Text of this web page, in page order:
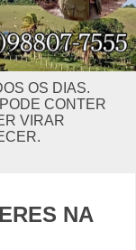
OS DIAS.
CONTER
VIRAR
NA